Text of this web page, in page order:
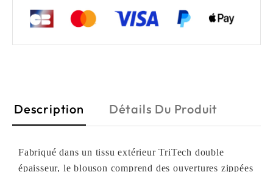
Description Détails Du Produit
Fabriqué dans un tissu extérieur TriTech double
épaisseur, le blouson comprend des ouvertures zippées